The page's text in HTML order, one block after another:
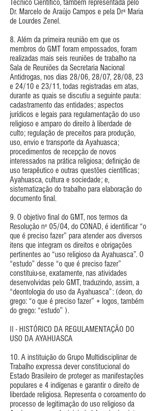
Técnico Científico, também representada pelo
Dr. Marcelo de Araújo Campos e pela Drª Maria
de Lourdes Zenel.
8. Além da primeira reunião em que os
membros do GMT foram empossados, foram
realizadas mais seis reuniões de trabalho na
Sala de Reuniões da Secretaria Nacional
Antidrogas, nos dias 28/06, 28/07, 28/08, 23
e 24/10 e 23/11, todas registradas em atas,
durante as quais se discutiu a seguinte pauta:
cadastramento das entidades; aspectos
jurídicos e legais para regulamentação do uso
religioso e amparo do direito à liberdade de
culto; regulação de preceitos para produção,
uso, envio e transporte da Ayahuasca;
procedimentos de recepção de novos
interessados na prática religiosa; definição de
uso terapêutico e outras questões científicas;
Ayahuasca, cultura e sociedade; e,
sistematização do trabalho para elaboração do
documento final.
9. O objetivo final do GMT, nos termos da
Resolução nº 05/04, do CONAD, é identificar “o
que é preciso fazer” para atender aos diversos
itens que integram os direitos e obrigações
pertinentes ao “uso religioso da Ayahuasca”. O
“estudo” desse “o que é preciso fazer”
constituiu-se, exatamente, nas atividades
desenvolvidas pelo GMT, traduzindo, assim, a
“deontologia do uso da Ayahuasca”: (deon, do
grego: “o que é preciso fazer” + logos, também
do grego: “estudo” ).
II - HISTÓRICO DA REGULAMENTAÇÃO DO
USO DA AYAHUASCA
10. A instituição do Grupo Multidisciplinar de
Trabalho expressa dever constitucional do
Estado Brasileiro de proteger as manifestações
populares e 4 indígenas e garantir o direito de
liberdade religiosa. Representa o coroamento do
processo de legitimação do uso religioso da